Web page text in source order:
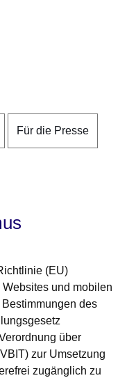
Für die Presse
(EU)
und mobilen
des
über
zur Umsetzung
zugänglich zu